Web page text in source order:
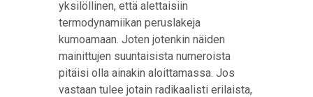
yksilöllinen, että alettaisiin
termodynamiikan peruslakeja
kumoamaan. Joten jotenkin näiden
mainittujen suuntaisista numeroista
pitäisi olla ainakin aloittamassa. Jos
vastaan tulee jotain radikaalisti erilaista,